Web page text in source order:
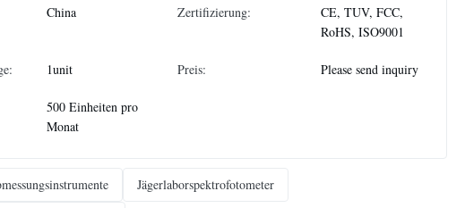
China Zertifizierung:
CE, TUV, FCC,
RoHS, ISO9001
1unit Preis: Please send inquiry
500 Einheiten pro
Monat
Jägerlaborspektrofotometer